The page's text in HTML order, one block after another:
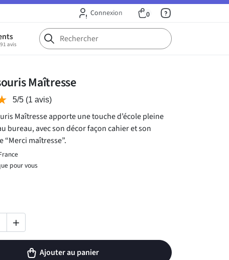
Connexion 0
avis
Maîtresse
5/5 (1 avis)
Maîtresse apporte une touche d’école pleine
bureau, avec son décor façon cahier et son
“Merci maîtresse”.
pour vous

Ajouter au panier